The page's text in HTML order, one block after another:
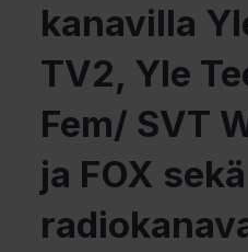
kanavilla
TV2, Yle
Fem/ SVT
ja FOX sekä